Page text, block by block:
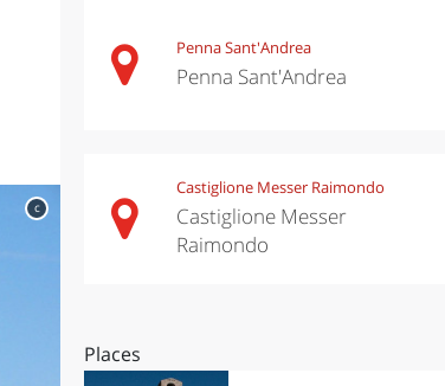
c
Penna Sant'Andrea
Penna Sant'Andrea
Castiglione Messer Raimondo
Castiglione Messer
Raimondo
Places